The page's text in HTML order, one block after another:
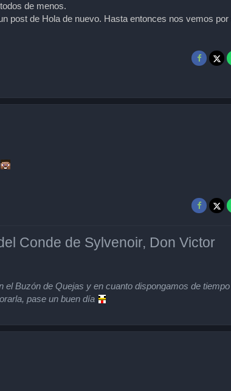
de menos.
post de Hola de nuevo. Hasta entonces nos vemos por
Conde de Sylvenoir, Don Victor
el Buzón de Quejas y en cuanto dispongamos de tiempo
pase un buen día